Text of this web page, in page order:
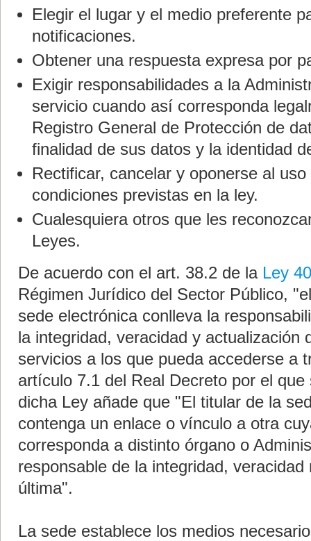
Elegir el lugar y el medio preferente
notificaciones.
Obtener una respuesta expresa por
Exigir responsabilidades a la
servicio cuando así corresponda
Registro General de Protección de
finalidad de sus datos y la identidad
Rectificar, cancelar y oponerse al
condiciones previstas en la ley.
Cualesquiera otros que les
Leyes.
De acuerdo con el art. 38.2 de la Ley
Régimen Jurídico del Sector Público,
sede electrónica conlleva la
la integridad, veracidad y actualización
servicios a los que pueda accederse a
artículo 7.1 del Real Decreto por el
dicha Ley añade que "El titular de la
contenga un enlace o vínculo a otra
corresponda a distinto órgano o
responsable de la integridad,
última".
La sede establece los medios